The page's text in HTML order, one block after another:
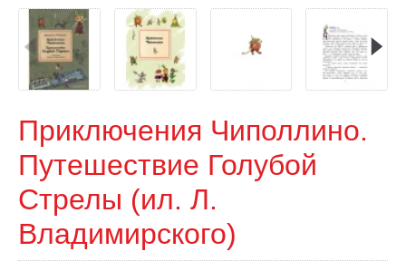
Приключения Чиполлино.
Путешествие Голубой
Стрелы (ил. Л.
Владимирского)